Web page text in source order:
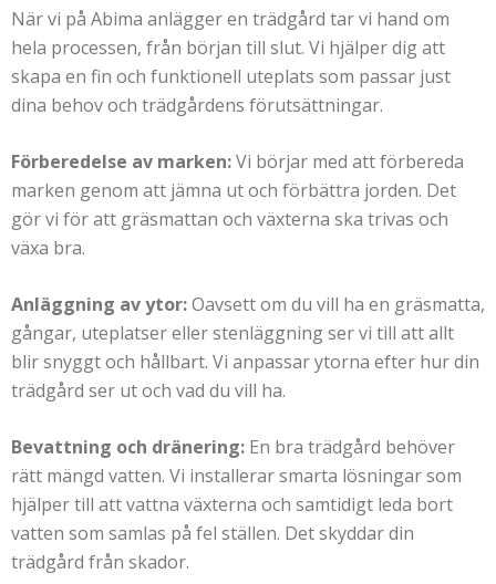
När vi på Abima anlägger en trädgård tar vi hand om
hela processen, från början till slut. Vi hjälper dig att
skapa en fin och funktionell uteplats som passar just
dina behov och trädgårdens förutsättningar.
Förberedelse av marken:Vi börjar med att förbereda
marken genom att jämna ut och förbättra jorden. Det
gör vi för att gräsmattan och växterna ska trivas och
växa bra.
Anläggning av ytor:Oavsett om du vill ha en gräsmatta,
gångar, uteplatser eller stenläggning ser vi till att allt
blir snyggt och hållbart. Vi anpassar ytorna efter hur din
trädgård ser ut och vad du vill ha.
Bevattning och dränering: En bra trädgård behöver
rätt mängd vatten. Vi installerar smarta lösningar som
hjälper till att vattna växterna och samtidigt leda bort
vatten som samlas på fel ställen. Det skyddar din
trädgård från skador.